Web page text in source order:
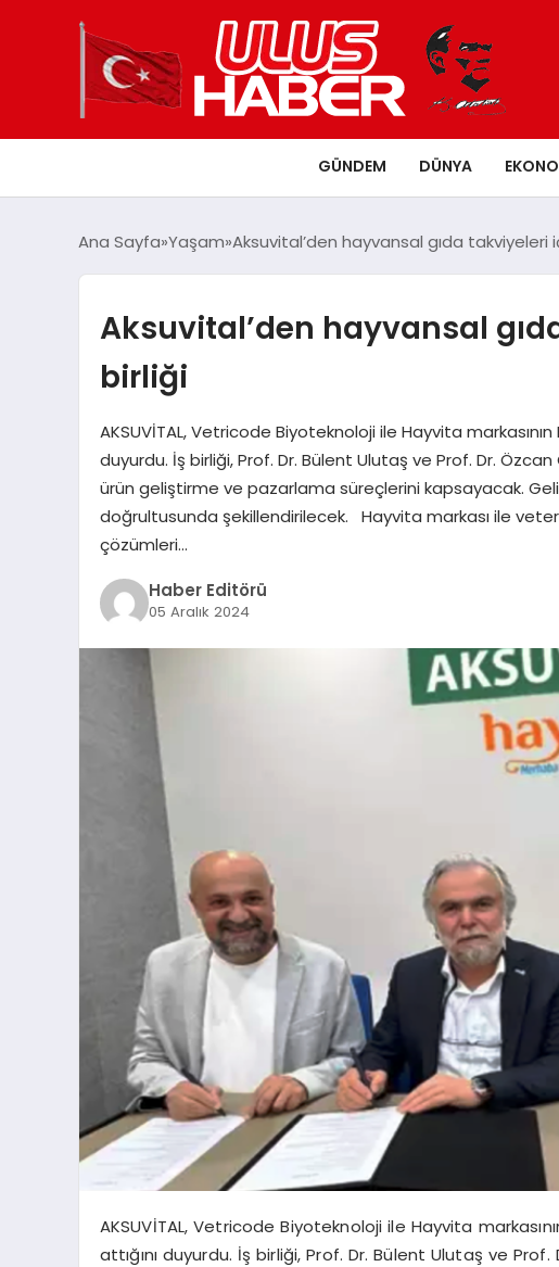
GÜNDEM DÜNYA
Ana Sayfa Yaşam Aksuvital’den hayvansal gıda takviyeleri
Aksuvital’den hayvansal
birliği
AKSUVİTAL, Vetricode Biyoteknoloji ile Hayvita
duyurdu. İş birliği, Prof. Dr. Bülent Ulutaş ve Prof. Dr.
ürün geliştirme ve pazarlama süreçlerini kapsayacak.
doğrultusunda şekillendirilecek. Hayvita markası ile
çözümleri…
Haber Editörü
05 Aralık 2024
AKSUVİTAL, Vetricode Biyoteknoloji ile Hayvita
attığını duyurdu. İş birliği, Prof. Dr. Bülent Ulutaş ve